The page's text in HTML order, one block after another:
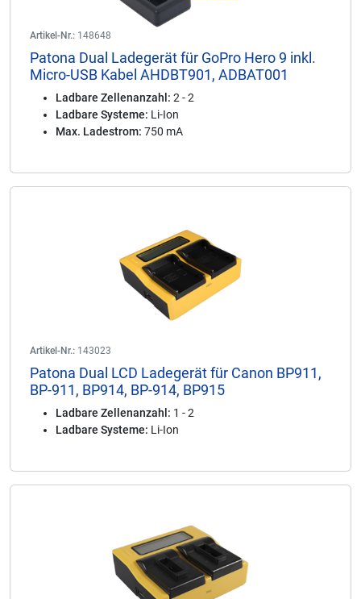
Artikel-Nr.: 148648
Patona Dual Ladegerät für GoPro Hero 9 inkl.
Micro-USB Kabel AHDBT901, ADBAT001
Ladbare Zellenanzahl: 2 - 2
Ladbare Systeme: Li-Ion
Max. Ladestrom: 750 mA
Artikel-Nr.: 143023
Patona Dual LCD Ladegerät für Canon BP911,
BP-911, BP914, BP-914, BP915
Ladbare Zellenanzahl: 1 - 2
Ladbare Systeme: Li-Ion